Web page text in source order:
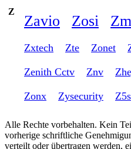
Z
Zavio Zosi
Zxtech Zte Zonet
Zenith Cctv Znv
Zonx Zysecurity Z5s
Alle Rechte vorbehalten. Kein
vorherige schriftliche
verteilt oder übertragen werden,